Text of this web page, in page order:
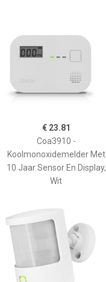
€ 23.81
Coa3910 -
Koolmonoxidemelder Met
10 Jaar Sensor En Display,
Wit